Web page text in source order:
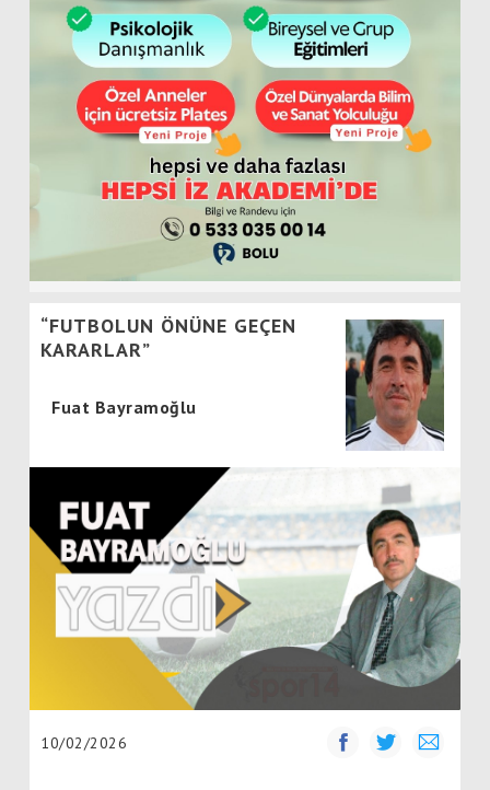
“FUTBOLUN ÖNÜNE GEÇEN
KARARLAR”
Fuat Bayramoğlu
10/02/2026